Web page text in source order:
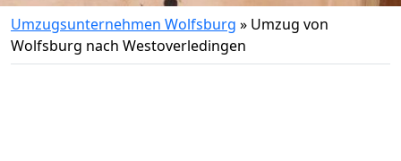
Umzugsunternehmen Wolfsburg » Umzug von
Wolfsburg nach Westoverledingen